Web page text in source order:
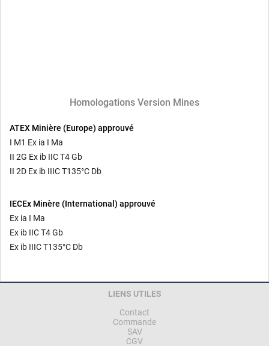
Homologations Version Mines
ATEX Minière (Europe) approuvé
I M1 Ex ia I Ma
II 2G Ex ib IIC T4 Gb
II 2D Ex ib IIIC T135°C Db
IECEx Minère (International) approuvé
Ex ia I Ma
Ex ib IIC T4 Gb
Ex ib IIIC T135°C Db
LIENS UTILES
Contact
Commande
SAV
CGV